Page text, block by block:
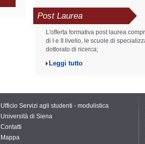
Post Laurea
L'offerta formativa post laurea
di I e II livello, le scuole di
dottorato di ricerca;
Leggi tutto
Ufficio Servizi agli studenti - modulistica
Università di Siena
Contatti
Mappa